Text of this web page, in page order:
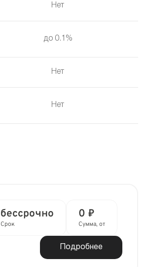
Нет
до 0.1%
Нет
Нет
бессрочно
Срок
0 ₽
Сумма, от
Подробнее